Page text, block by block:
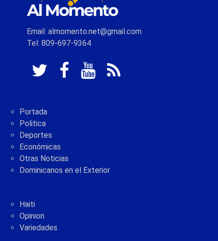
Email: almomento.net@gmail.com
Tel: 809-697-9364
Portada
Politica
Deportes
Económicas
Otras Noticias
Dominicanos en el Exterior
Haiti
Opinion
Variedades